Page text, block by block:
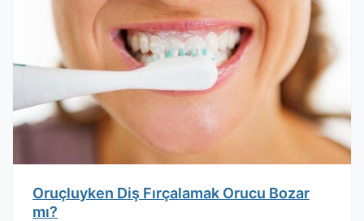
Oruçluyken Diş Fırçalamak Orucu Bozar
mı?